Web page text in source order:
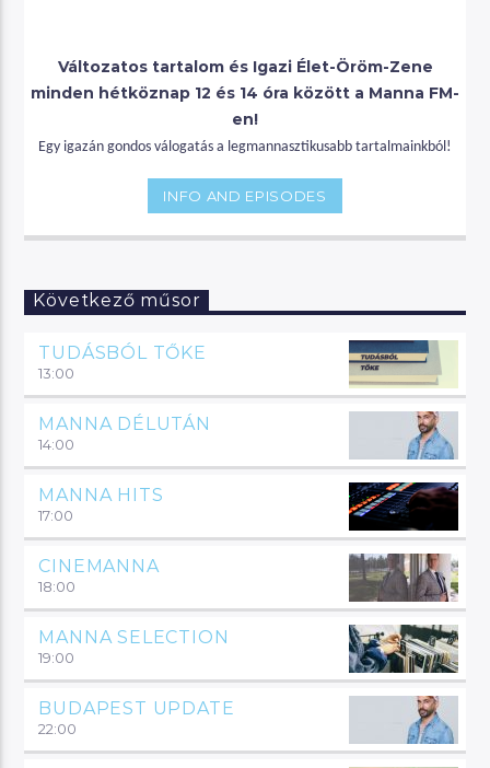
Változatos tartalom és Igazi Élet-Öröm-Zene
minden hétköznap 12 és 14 óra között a Manna FM-
en!
Egy igazán gondos válogatás a legmannasztikusabb tartalmainkból!
INFO AND EPISODES
Következő műsor
TUDÁSBÓL TŐKE
13:00
MANNA DÉLUTÁN
14:00
MANNA HITS
17:00
CINEMANNA
18:00
MANNA SELECTION
19:00
BUDAPEST UPDATE
22:00